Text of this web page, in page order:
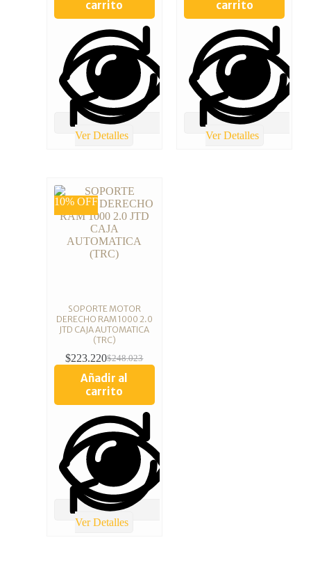
carrito
Ver Detalles
carrito
Ver Detalles
10% OFF
SOPORTE MOTOR
DERECHO RAM 1000 2.0
JTD CAJA AUTOMATICA
(TRC)
$248.023
$223.220
Añadir al
carrito
Ver Detalles